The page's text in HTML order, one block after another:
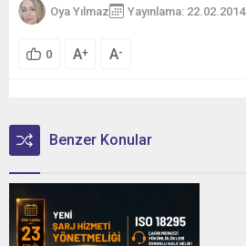
Oya Yılmaz Yayınlama: 22.02.2014
0 A+ A-
Benzer Konular